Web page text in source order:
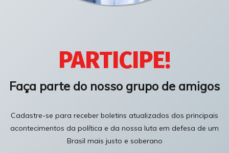
PARTICIPE!
Faça parte do nosso grupo de amigos
Cadastre-se para receber boletins atualizados dos principais
acontecimentos da política e da nossa luta em defesa de um
Brasil mais justo e soberano